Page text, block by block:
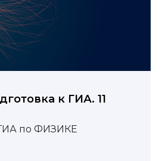
к ГИА. 11
по ФИЗИКЕ